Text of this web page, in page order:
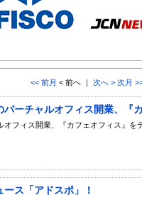
<< 前月 < 前へ ｜ 次へ > 次月
ーチャルオフィス開業、『
フィス開業、『カフェオフィス』を
ス「アドスポ」！